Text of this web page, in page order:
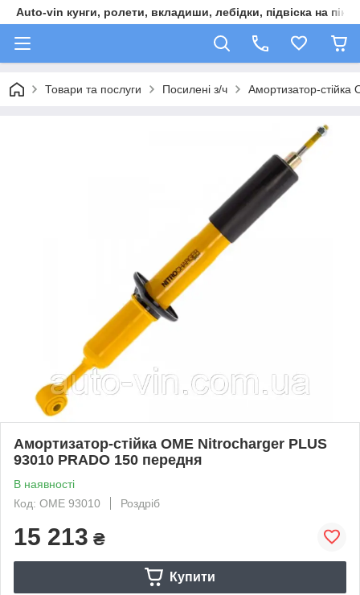
Auto-vin кунги, ролети, вкладиши, лебідки, підвіска на пікап
Товари та послуги Посилені з/ч Амортизатор-
Амортизатор-стійка OME Nitrocharger PLUS
93010 PRADO 150 передня
В наявності
Код: OME 93010
Роздріб
15 213 ₴
Купити